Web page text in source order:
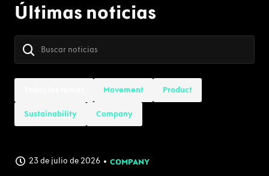
Últimas noticias
Movement Product
Sustainability Company
23 de julio de 2026 COMPANY